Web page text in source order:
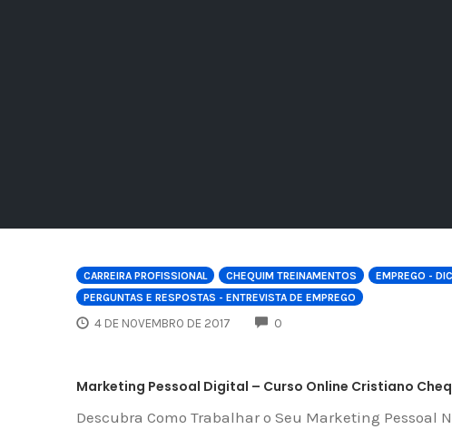
CARREIRA PROFISSIONAL CHEQUIM TREINAMENTOS EMPREGO -
PERGUNTAS E RESPOSTAS - ENTREVISTA DE EMPREGO
4 DE NOVEMBRO DE 2017 0
Marketing Pessoal Digital – Curso Online Cristiano
Descubra Como Trabalhar o Seu Marketing Pessoal